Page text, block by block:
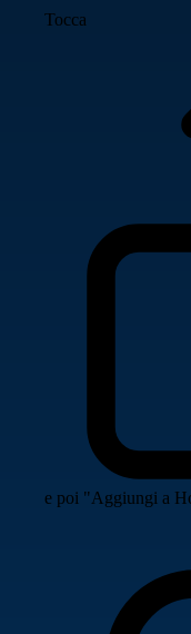
Tocca
e poi "Aggiungi a